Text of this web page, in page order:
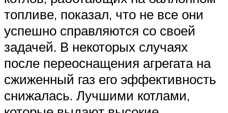
топливе, показал, что не все они
успешно справляются со своей
задачей. В некоторых случаях
после переоснащения агрегата на
сжиженный газ его эффективность
снижалась. Лучшими котлами,